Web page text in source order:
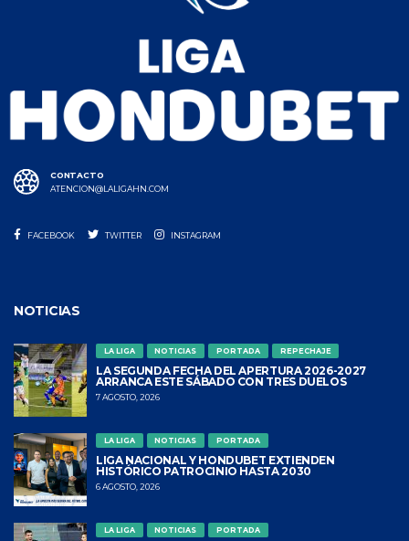
CONTACTO
ATENCION@LALIGAHN.COM
FACEBOOK TWITTER INSTAGRAM
NOTICIAS
LA LIGA NOTICIAS PORTADA REPECHAJE
LA SEGUNDA FECHA DEL APERTURA 2026-2027
ARRANCA ESTE SÁBADO CON TRES DUELOS
7 AGOSTO, 2026
LA LIGA NOTICIAS PORTADA
LIGA NACIONAL Y HONDUBET EXTIENDEN
HISTÓRICO PATROCINIO HASTA 2030
6 AGOSTO, 2026
LA LIGA NOTICIAS PORTADA